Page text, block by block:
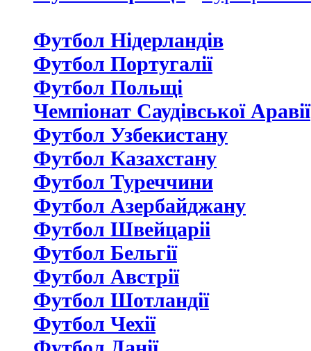
Футбол Нідерландiв
Футбол Португалії
Футбол Польщі
Чемпіонат Саудівської Аравії
Футбол Узбекистану
Футбол Казахстану
Футбол Туреччини
Футбол Азербайджану
Футбол Швейцаріі
Футбол Бельгії
Футбол Австрії
Футбол Шотландії
Футбол Чехії